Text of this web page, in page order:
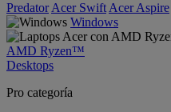
Predator Acer Swift Acer Aspire
Windows
AMD Ryzen™
Desktops
Pro categoría